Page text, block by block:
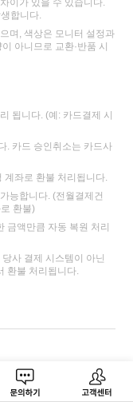
문의하기 고객센터
이가 있을 수 있습니다.
합니다.
며, 색상은 모니터 설정과
아니므로 교환·반품 시
됩니다. (예: 카드결제 시
. 카드 승인취소는 카드사
계좌로 환불 처리됩니다.
능합니다. (전월결제건
환불)
금액만큼 자동 복원 처리
사 결제 시스템이 아닌
환불 처리됩니다.
용해 단독 손세탁해주세
이염이 될 수 있습니다.